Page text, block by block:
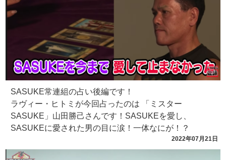
2022年07月21日
SASUKE常連組の占い後編です！
ラヴィー・ヒトミが今回占ったのは 「ミスター
SASUKE」山田勝己さんです！SASUKEを愛し、
SASUKEに愛された男の目に涙！一体なにが！？